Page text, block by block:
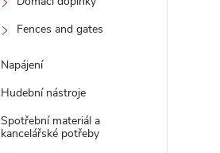
Fences and gates
Napájení
Hudební nástroje
Spotřební materiál a
kancelářské potřeby